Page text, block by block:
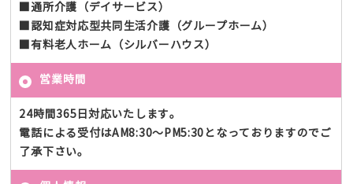
■通所介護（デイサービス）
■認知症対応型共同生活介護（グループホーム）
■有料老人ホーム（シルバーハウス）
営業時間
24時間365日対応いたします。
電話による受付はAM8:30～PM5:30となっておりますのでご
了承下さい。